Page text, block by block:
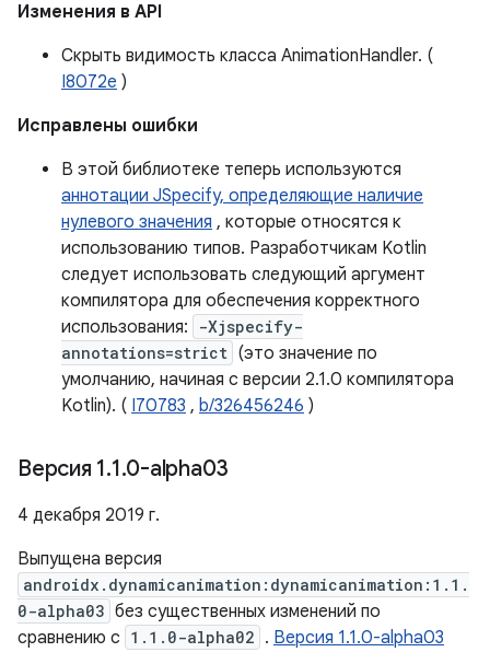
Изменения в API
Скрыть видимость класса AnimationHandler. (
I8072e )
Исправлены ошибки
В этой библиотеке теперь используются
аннотации JSpecify, определяющие наличие
нулевого значения , которые относятся к
использованию типов. Разработчикам Kotlin
следует использовать следующий аргумент
компилятора для обеспечения корректного
использования:
-Xjspecify-
annotations=strict (это значение по
умолчанию, начиная с версии 2.1.0 компилятора
Kotlin). ( I70783 , b/326456246 )
Версия 1.1.0-alpha03
4 декабря 2019 г.
Выпущена версия
androidx.dynamicanimation:dynamicanimation:1.1.
0-alpha03 без существенных изменений по
сравнению с 1.1.0-alpha02 . Версия 1.1.0-alpha03